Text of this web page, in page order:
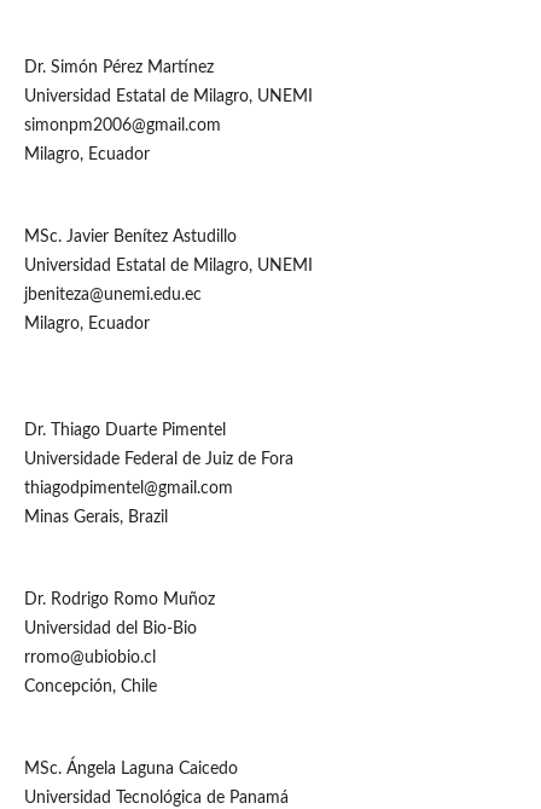
Dr. Simón Pérez Martínez
Universidad Estatal de Milagro, UNEMI
simonpm2006@gmail.com
Milagro, Ecuador
MSc. Javier Benítez Astudillo
Universidad Estatal de Milagro, UNEMI
jbeniteza@unemi.edu.ec
Milagro, Ecuador
Dr. Thiago Duarte Pimentel
Universidade Federal de Juiz de Fora
thiagodpimentel@gmail.com
Minas Gerais, Brazil
Dr. Rodrigo Romo Muñoz
Universidad del Bio-Bio
rromo@ubiobio.cl
Concepción, Chile
MSc. Ángela Laguna Caicedo
Universidad Tecnológica de Panamá